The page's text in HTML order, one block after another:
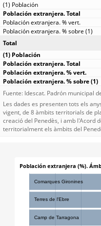
Total
Fuente: Idescat. Padrón municipal
Les dades es presenten tots els
vigent, de 8 àmbits territorials de
creació del Penedès, i amb l'Acord
territorialment els àmbits del